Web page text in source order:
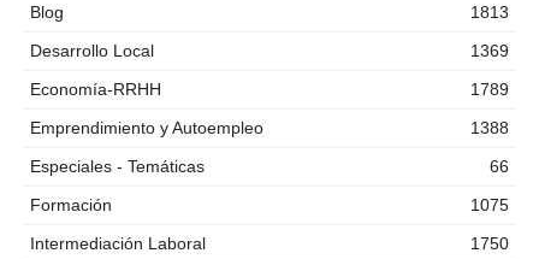
Blog
1813
Desarrollo Local
1369
Economía-RRHH
1789
Emprendimiento y Autoempleo
1388
Especiales - Temáticas
66
Formación
1075
Intermediación Laboral
1750